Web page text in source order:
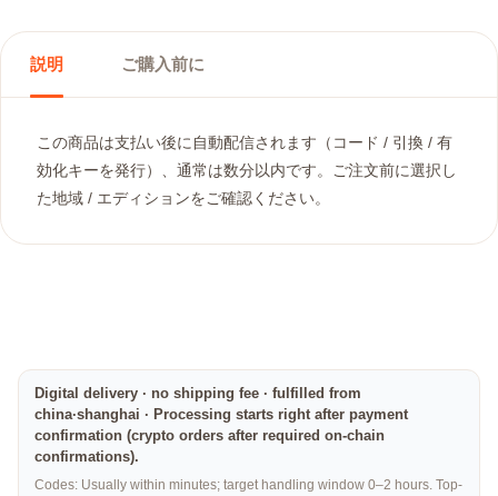
説明 ご購入前に
この商品は支払い後に自動配信されます（コード / 引換 / 有
効化キーを発行）、通常は数分以内です。ご注文前に選択し
た地域 / エディションをご確認ください。
Digital delivery · no shipping fee · fulfilled from
china·shanghai · Processing starts right after payment
confirmation (crypto orders after required on-chain
confirmations).
Codes: Usually within minutes; target handling window 0–2 hours. Top-